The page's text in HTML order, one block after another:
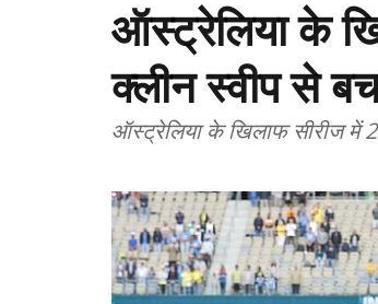
ऑस्ट्रेलिया के
क्लीन स्वीप से
ऑस्ट्रेलिया के खिलाफ सीरीज में